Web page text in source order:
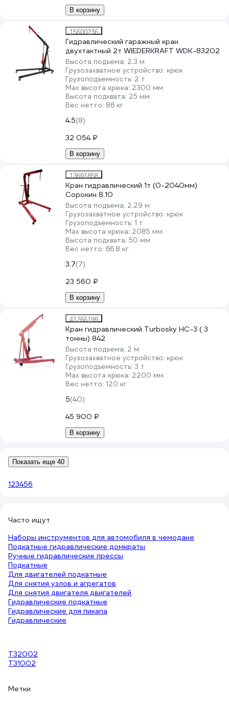
В корзину
15600236
Гидравлический гаражный кран
двухтактный 2т WIEDERKRAFT WDK-83202
Высота подъема: 2.3 м
Грузозахватное устройство: крюк
Грузоподъемность: 2 т
Мах высота крюка: 2300 мм
Высота подхвата: 25 мм
Вес нетто: 86 кг
4.5(8)
32 054 ₽
В корзину
13691858
Кран гидравлический 1т (0-2040мм)
Сорокин 8.10
Высота подъема: 2.29 м
Грузозахватное устройство: крюк
Грузоподъемность: 1 т
Мах высота крюка: 2085 мм
Высота подхвата: 50 мм
Вес нетто: 66.8 кг
3.7(7)
23 560 ₽
В корзину
41266199
Кран гидравлический Turbosky HC-3 ( 3
тонны) 842
Высота подъема: 2 м
Грузозахватное устройство: крюк
Грузоподъемность: 3 т
Мах высота крюка: 2200 мм
Вес нетто: 120 кг
5(40)
45 900 ₽
В корзину
Показать еще 40
123456
Часто ищут
Наборы инструментов для автомобиля в чемодане
Подкатные гидравлические домкраты
Ручные гидравлические прессы
Подкатные
Для двигателей подкатные
Для снятия узлов и агрегатов
Для снятия двигателя двигателей
Гидравлические подкатные
Гидравлические для пикапа
Гидравлические
T32002
T31002
Метки